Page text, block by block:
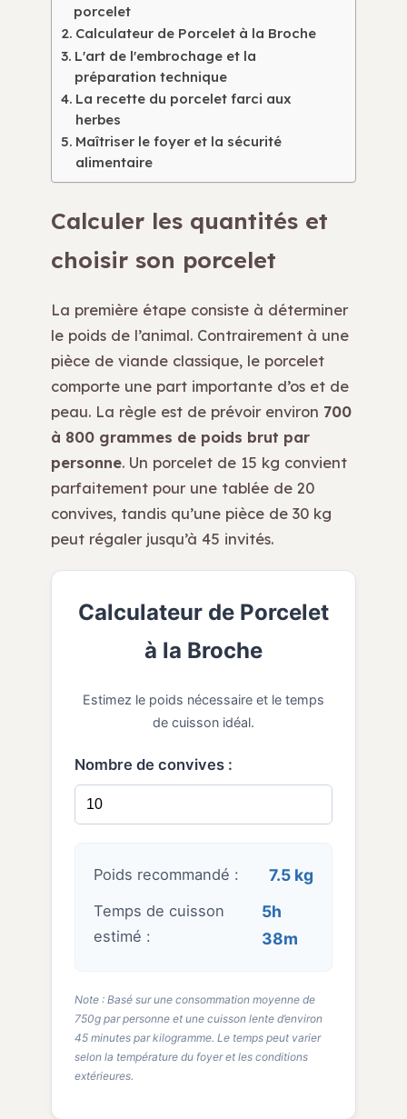
porcelet
Calculateur de Porcelet à la Broche
L'art de l'embrochage et la
préparation technique
La recette du porcelet farci aux
herbes
Maîtriser le foyer et la sécurité
alimentaire
Calculer les quantités et
choisir son porcelet
La première étape consiste à déterminer
le poids de l’animal. Contrairement à une
pièce de viande classique, le porcelet
comporte une part importante d’os et de
peau. La règle est de prévoir environ 700
à 800 grammes de poids brut par
personne. Un porcelet de 15 kg convient
parfaitement pour une tablée de 20
convives, tandis qu’une pièce de 30 kg
peut régaler jusqu’à 45 invités.
Calculateur de Porcelet
à la Broche
Estimez le poids nécessaire et le temps
de cuisson idéal.
Nombre de convives :
Poids recommandé : 7.5 kg
Temps de cuisson
estimé :
5h
38m
Note : Basé sur une consommation moyenne de
750g par personne et une cuisson lente d’environ
45 minutes par kilogramme. Le temps peut varier
selon la température du foyer et les conditions
extérieures.